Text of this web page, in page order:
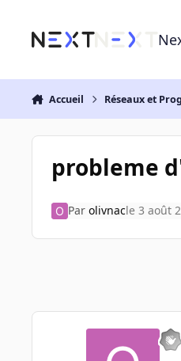
Accueil Réseaux et
probleme
Par olivnacle 3 août